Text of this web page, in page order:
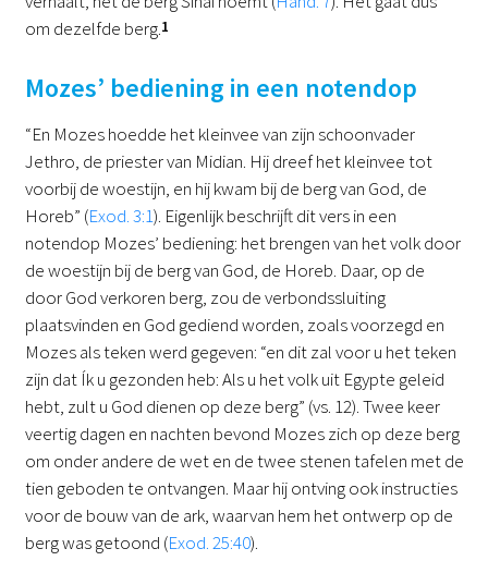
om dezelfde berg.1
Mozes’ bediening in een notendop
“En Mozes hoedde het kleinvee van zijn schoonvader
Jethro, de priester van Midian. Hij dreef het kleinvee tot
voorbij de woestijn, en hij kwam bij de berg van God, de
Horeb” (Exod. 3:1). Eigenlijk beschrijft dit vers in een
notendop Mozes’ bediening: het brengen van het volk door
de woestijn bij de berg van God, de Horeb. Daar, op de
door God verkoren berg, zou de verbondssluiting
plaatsvinden en God gediend worden, zoals voorzegd en
Mozes als teken werd gegeven: “en dit zal voor u het teken
zijn dat Ík u gezonden heb: Als u het volk uit Egypte geleid
hebt, zult u God dienen op deze berg” (vs. 12). Twee keer
veertig dagen en nachten bevond Mozes zich op deze berg
om onder andere de wet en de twee stenen tafelen met de
tien geboden te ontvangen. Maar hij ontving ook instructies
voor de bouw van de ark, waarvan hem het ontwerp op de
berg was getoond (Exod. 25:40).